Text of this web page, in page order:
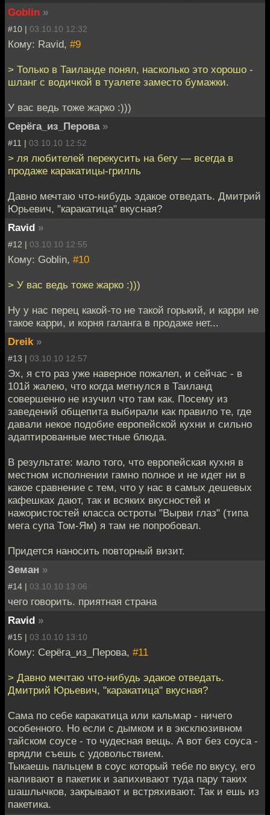
Goblin »
#10 | 03.10.10 12:32
Кому: Ravid, #9
> Только в Таиланде понял, насколько это хорошо -
шланг с водичкой в туалете заместо бумажки.
У вас ведь тоже жарко :)))
Серёга_из_Перова »
#11 | 03.10.10 12:52
> ля любителей перекусить на бегу — всегда в
продаже каракатицы-грилль
Давно мечтаю что-нибудь эдакое отведать. Дмитрий
Юрьевич, "каракатица" вкусная?
Ravid »
#12 | 03.10.10 12:55
Кому: Goblin, #10
> У вас ведь тоже жарко :)))
Ну у нас перец какой-то не такой горький, и карри не
такое карри, и корня галанга в продаже нет...
Dreik »
#13 | 03.10.10 12:57
Эх, я сто раз уже наверное пожалел, и сейчас - в
101й жалею, что когда метнулся в Таиланд
совершенно не изучил что там как. Посему из
заведений общепита выбирали как правило те, где
давали некое подобие европейской кухни и сильно
адаптированные местные блюда.
В результате: мало того, что европейская кухня в
местном исполнении гамно полное и не идет ни в
какое сравнение с тем, что у нас в самых дешевых
кафешках дают, так и всяких вкусностей и
нажористостей класса остроты "Вырви глаз" (типа
мега супа Том-Ям) я там не попробовал.
Придется наносить повторный визит.
Земан »
#14 | 03.10.10 13:06
чего говорить. приятная страна
Ravid »
#15 | 03.10.10 13:10
Кому: Серёга_из_Перова, #11
> Давно мечтаю что-нибудь эдакое отведать.
Дмитрий Юрьевич, "каракатица" вкусная?
Сама по себе каракатица или кальмар - ничего
особенного. Но если с дымком и в эксклюзивном
тайском соусе - то чудесная вещь. А вот без соуса -
врядли съешь с удовольствием.
Тыкаешь пальцем в соус который тебе по вкусу, его
наливают в пакетик и запихивают туда пару таких
шашлычков, закрывают и встряхивают. Так и ешь из
пакетика.